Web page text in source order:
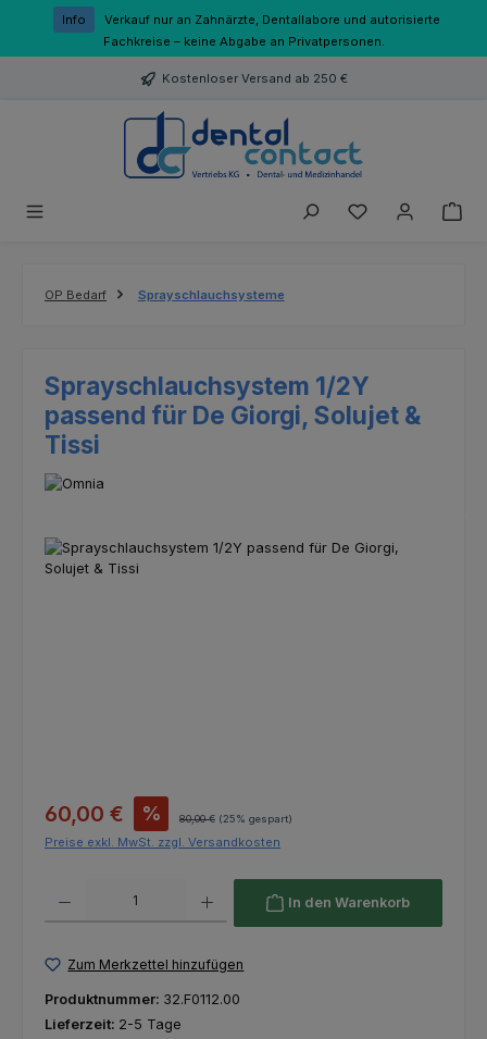
Zum Hauptinhalt springen
Info
Verkauf nur an Zahnärzte, Dentallabore und autorisierte
Fachkreise – keine Abgabe an Privatpersonen.
Kostenloser Versand ab 250 €
Du hast 0
OP Bedarf Sprayschlauchsysteme
Sprayschlauchsystem 1/2Y
passend für De Giorgi, Solujet &
Tissi
Bildergalerie überspringen
Verkaufspreis:
60,00 € % Regulärer Preis:
80,00 € (25% gespart)
Preise exkl. MwSt. zzgl. Versandkosten
In den Warenkorb
Zum Merkzettel hinzufügen
Produktnummer: 32.F0112.00
Lieferzeit: 2-5 Tage